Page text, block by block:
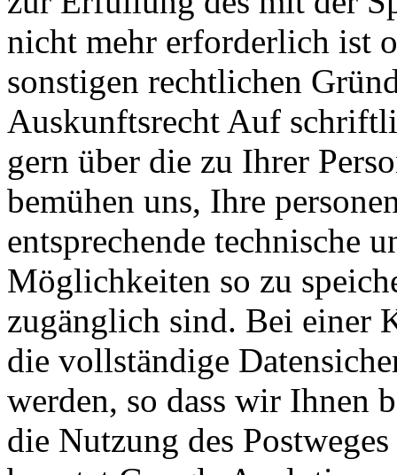
nicht mehr erforderlich ist
sonstigen rechtlichen
Auskunftsrecht Auf
gern über die zu Ihrer
bemühen uns, Ihre
entsprechende technische
Möglichkeiten so zu
zugänglich sind. Bei einer
die vollständige
werden, so dass wir Ihnen
die Nutzung des